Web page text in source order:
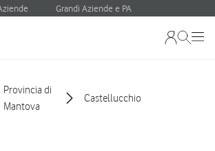
Grandi Aziende e PA
Provincia di
Mantova
Castellucchio